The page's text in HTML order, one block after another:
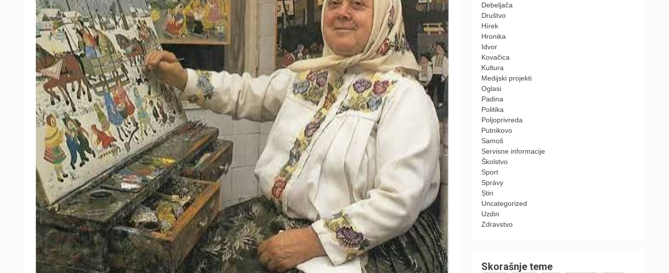
Debeljača
Društvo
Hírek
Hronika
Idvor
Kovačica
Kultura
Medijski projekti
Oglasi
Padina
Politika
Poljoprivreda
Putnikovo
Samoš
Servisne informacije
Školstvo
Sport
Správy
Știri
Uncategorized
Uzdin
Zdravstvo
Skorašnje teme